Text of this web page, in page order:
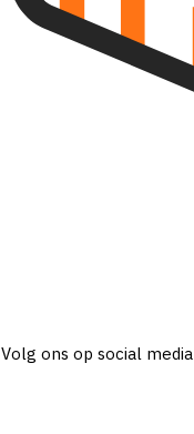
Volg ons op social media